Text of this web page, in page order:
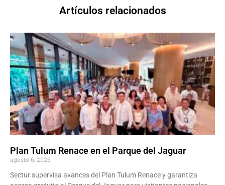
Artículos relacionados
Plan Tulum Renace en el Parque del Jaguar
agosto 6, 2026
Sectur supervisa avances del Plan Tulum Renace y garantiza